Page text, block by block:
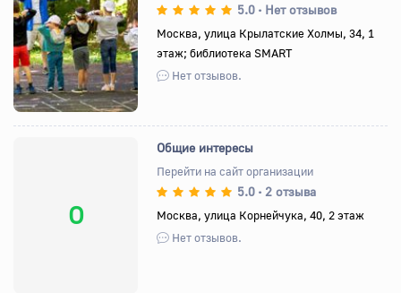
Назад Вперед
5.0 • Нет отзывов
Москва, улица Крылатские Холмы, 34, 1
этаж; библиотека SMART
Нет отзывов.
О
Общие интересы
Перейти на сайт организации
5.0 • 2 отзыва
Москва, улица Корнейчука, 40, 2 этаж
Нет отзывов.